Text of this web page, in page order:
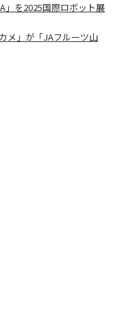
」を2025国際ロボット展
メ」が「JAフルーツ山